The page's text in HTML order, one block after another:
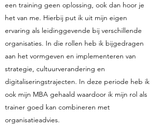
een training geen oplossing, ook dan hoor je
het van me. Hierbij put ik uit mijn eigen
ervaring als leidinggevende bij verschillende
organisaties. In die rollen heb ik bijgedragen
aan het vormgeven en implementeren van
strategie, cultuurverandering en
digitaliseringstrajecten. In deze periode heb ik
ook mijn MBA gehaald waardoor ik mijn rol als
trainer goed kan combineren met
organisatieadvies.